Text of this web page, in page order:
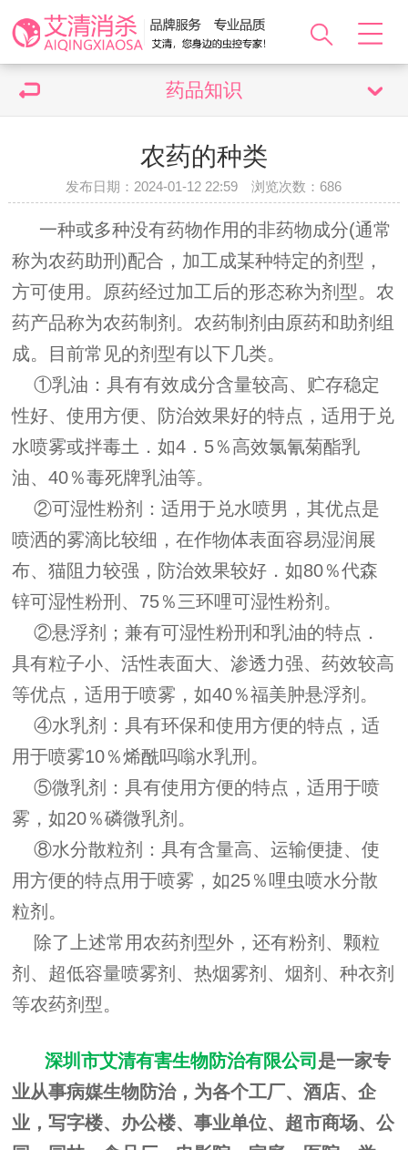
药品知识
农药的种类
发布日期：2024-01-12 22:59 浏览次数： 686
一种或多种没有药物作用的非药物成分(通常
称为农药助刑)配合，加工成某种特定的剂型，
方可使用。原药经过加工后的形态称为剂型。农
药产品称为农药制剂。农药制剂由原药和助剂组
成。目前常见的剂型有以下几类。
①乳油：具有有效成分含量较高、贮存稳定
性好、使用方便、防治效果好的特点，适用于兑
水喷雾或拌毒土．如4．5％高效氯氰菊酯乳
油、40％毒死牌乳油等。
②可湿性粉剂：适用于兑水喷男，其优点是
喷洒的雾滴比较细，在作物体表面容易湿润展
布、猫阻力较强，防治效果较好．如80％代森
锌可湿性粉刑、75％三环哩可湿性粉剂。
②悬浮剂；兼有可湿性粉刑和乳油的特点．
具有粒子小、活性表面大、渗透力强、药效较高
等优点，适用于喷雾，如40％福美肿悬浮剂。
④水乳剂：具有环保和使用方便的特点，适
用于喷雾10％烯酰吗嗡水乳刑。
⑤微乳剂：具有使用方便的特点，适用于喷
雾，如20％磷微乳剂。
⑧水分散粒剂：具有含量高、运输便捷、使
用方便的特点用于喷雾，如25％哩虫喷水分散
粒剂。
除了上述常用农药剂型外，还有粉剂、颗粒
剂、超低容量喷雾剂、热烟雾剂、烟剂、种衣剂
等农药剂型。
深圳市艾清有害生物防治有限公司 是一家专
业从事病媒生物防治，为各个工厂、酒店、企
业，写字楼、办公楼、事业单位、超市商场、公